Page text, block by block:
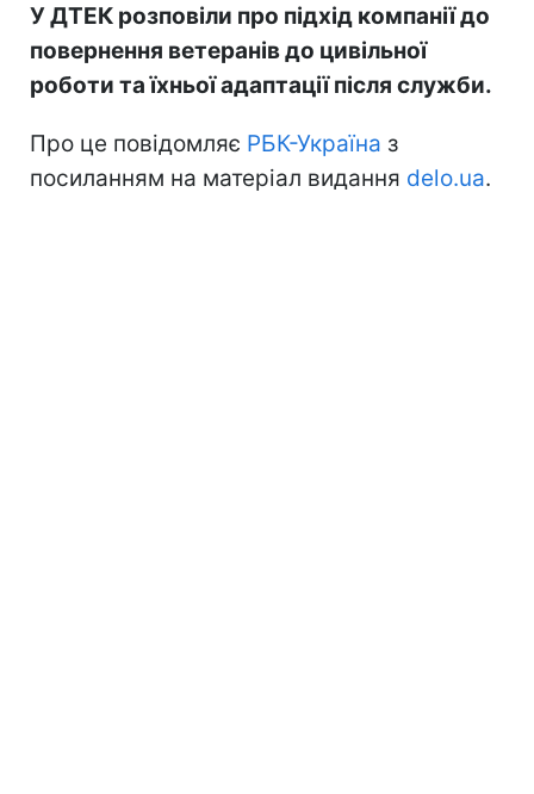
У ДТЕК розповіли про підхід компанії до
повернення ветеранів до цивільної
роботи та їхньої адаптації після служби.
Про це повідомляє РБК-Україна з
посиланням на матеріал видання delo.ua.